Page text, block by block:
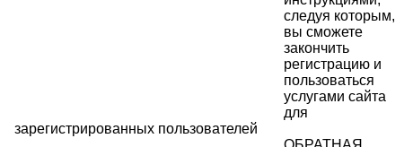
следуя которым,
вы сможете
закончить
регистрацию и
пользоваться
услугами сайта
для
зарегистрированных пользователей